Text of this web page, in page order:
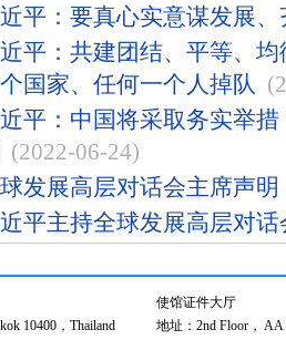
平：要真心实意谋发展
平：共建团结、平等、
国家、任何一个人掉队
平：中国将采取务实举
(2022-06-24)
发展高层对话会主席声明
平主持全球发展高层对
10400，Thailand
使馆证件大厅
地址：2nd Floor， AA